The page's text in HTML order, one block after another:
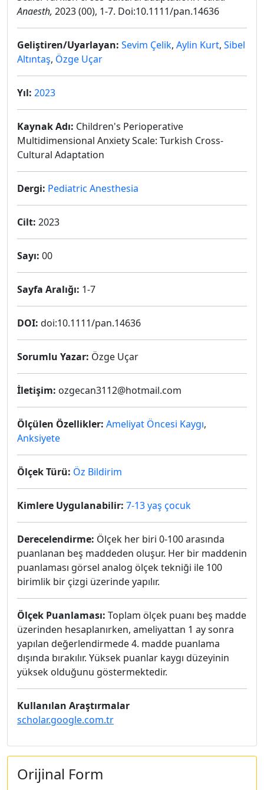
Anaesth, 2023 (00), 1-7. Doi:10.1111/pan.14636
Geliştiren/Uyarlayan: Sevim Çelik, Aylin Kurt, Sibel
Altıntaş, Özge Uçar
Yıl: 2023
Kaynak Adı: Children's Perioperative
Multidimensional Anxiety Scale: Turkish Cross-
Cultural Adaptation
Dergi: Pediatric Anesthesia
Cilt: 2023
Sayı: 00
Sayfa Aralığı: 1-7
DOI: doi:10.1111/pan.14636
Sorumlu Yazar: Özge Uçar
İletişim: ozgecan3112@hotmail.com
Ölçülen Özellikler: Ameliyat Öncesi Kaygı,
Anksiyete
Ölçek Türü: Öz Bildirim
Kimlere Uygulanabilir: 7-13 yaş çocuk
Derecelendirme: Ölçek her biri 0-100 arasında
puanlanan beş maddeden oluşur. Her bir maddenin
puanlaması görsel analog ölçek tekniği ile 100
birimlik bir çizgi üzerinde yapılır.
Ölçek Puanlaması: Toplam ölçek puanı beş madde
üzerinden hesaplanırken, ameliyattan 1 ay sonra
yapılan değerlendirmede 4. madde puanlama
dışında bırakılır. Yüksek puanlar kaygı düzeyinin
yüksek olduğunu göstermektedir.
Kullanılan Araştırmalar
scholar.google.com.tr
Orijinal Form